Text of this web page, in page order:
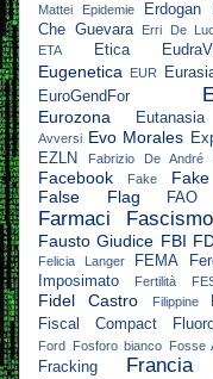
Mattei
Epidemie Erdogan
Che Guevara
Erri De
ETA Etica
Eugenetica EUR
EuroGendFor
Eurozona Eutanasia
Avversi Evo Morales
EZLN
Fabrizio De André
Facebook Fake
False Flag
FAO
Farmaci Fascismo
Fausto Giudice FBI
Felicia Langer FEMA
Imposimato
Fertilità
Fidel Castro Filippine
Fiscal Compact
Ford Fosforo bianco Fosse
Fracking Francia